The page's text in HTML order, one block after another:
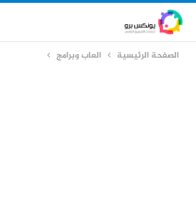
الصفحة الرئيسية العاب وبرامج